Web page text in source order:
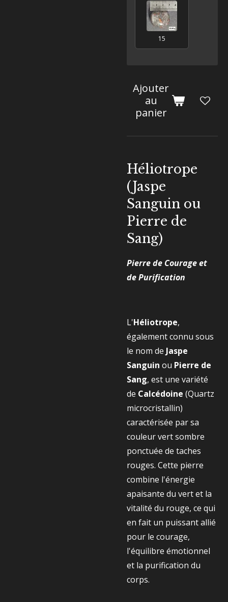
15
Ajouter
au
panier
Héliotrope
(Jaspe
Sanguin ou
Pierre de
Sang)
Pierre de Courage et
de Purification
L'Héliotrope,
également connu sous
le nom de Jaspe
Sanguin ou Pierre de
Sang, est une variété
de Calcédoine (Quartz
microcristallin)
caractérisée par sa
couleur vert sombre
ponctuée de taches
rouges. Cette pierre
combine l'énergie
apaisante du vert et la
vitalité du rouge, ce qui
en fait un puissant allié
pour le courage,
l'équilibre émotionnel
et la purification du
corps.